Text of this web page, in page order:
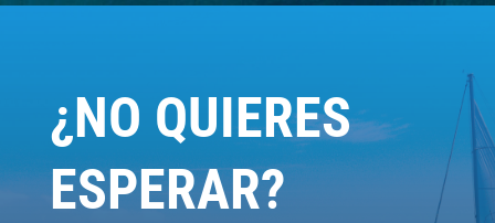
¿NO QUIERES
ESPERAR?